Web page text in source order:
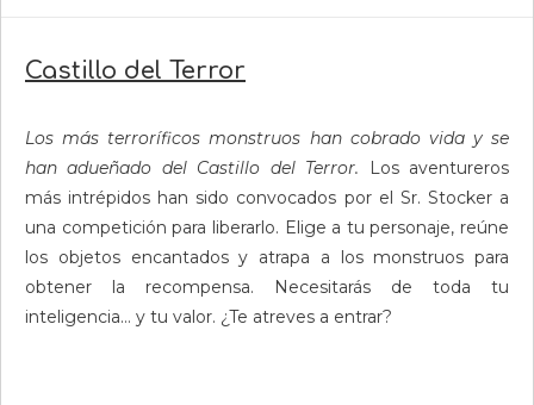
Castillo del Terror
Los más terroríficos monstruos han cobrado vida y se
han adueñado del Castillo del Terror. Los aventureros
más intrépidos han sido convocados por el Sr. Stocker a
una competición para liberarlo. Elige a tu personaje, reúne
los objetos encantados y atrapa a los monstruos para
obtener la recompensa. Necesitarás de toda tu
inteligencia… y tu valor. ¿Te atreves a entrar?